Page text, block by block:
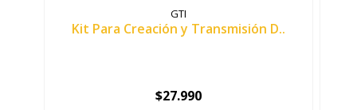
GTI
Kit Para Creación y Transmisión D..
$27.990